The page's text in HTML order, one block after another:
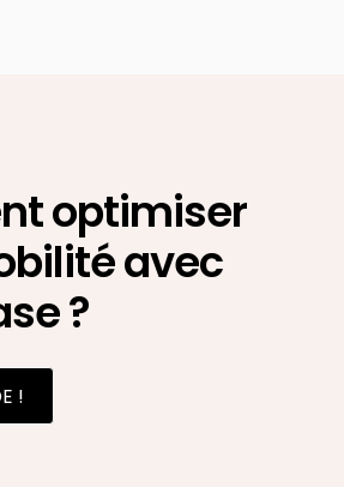
optimiser
avec
?
!